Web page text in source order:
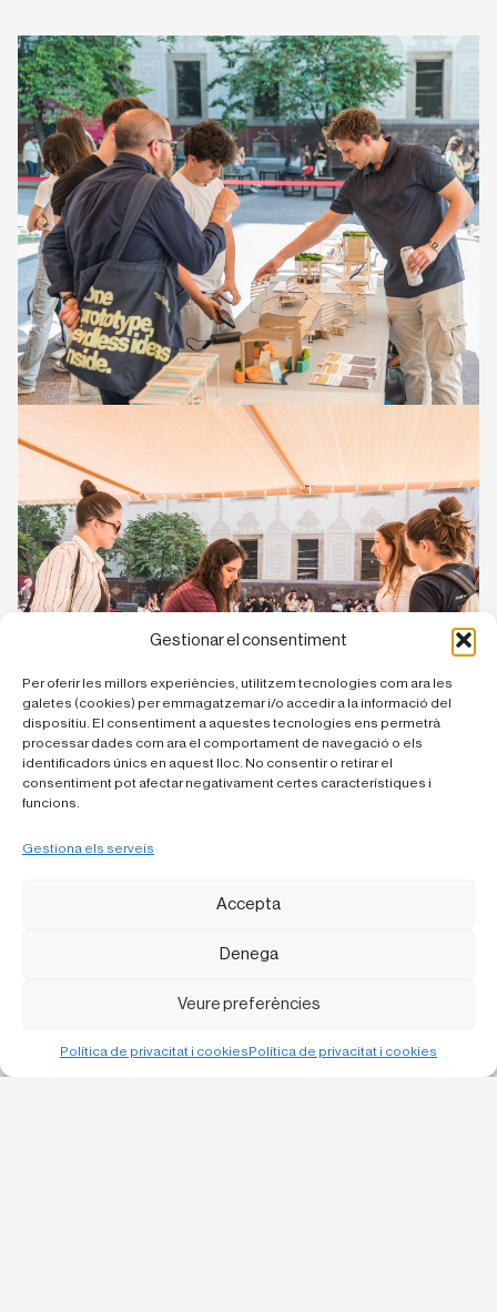
Gestionar el consentiment
Per oferir les millors experiències, utilitzem tecnologies com ara les
galetes (cookies) per emmagatzemar i/o accedir a la informació del
dispositiu. El consentiment a aquestes tecnologies ens permetrà
processar dades com ara el comportament de navegació o els
identificadors únics en aquest lloc. No consentir o retirar el
consentiment pot afectar negativament certes característiques i
funcions.
Gestiona els serveis
Accepta
Denega
Veure preferències
Política de privacitat i cookiesPolítica de privacitat i cookies